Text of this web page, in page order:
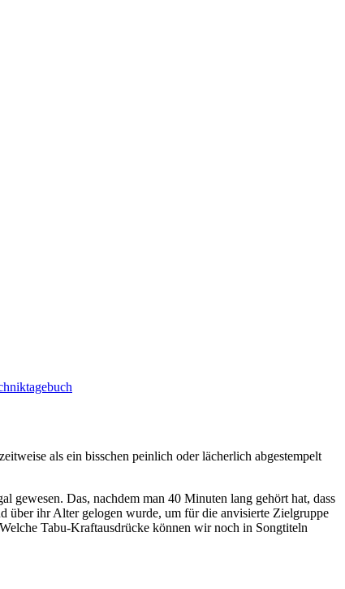
als ein bisschen peinlich oder lächerlich abgestempelt
gewesen. Das, nachdem man 40 Minuten lang gehört hat, dass
über ihr Alter gelogen wurde, um für die anvisierte Zielgruppe
Tabu-Kraftausdrücke können wir noch in Songtiteln